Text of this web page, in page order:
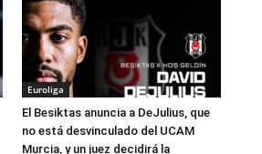
Euroliga
El Besiktas anuncia a DeJulius, que
no está desvinculado del UCAM
Murcia, y un juez decidirá la